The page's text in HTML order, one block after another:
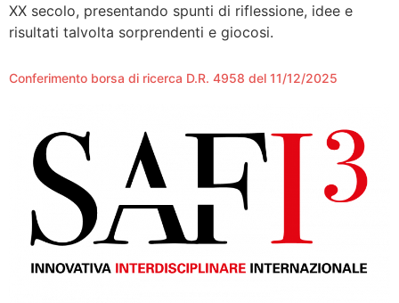
XX secolo, presentando spunti di riflessione, idee e
risultati talvolta sorprendenti e giocosi.
Conferimento borsa di ricerca D.R. 4958 del 11/12/2025